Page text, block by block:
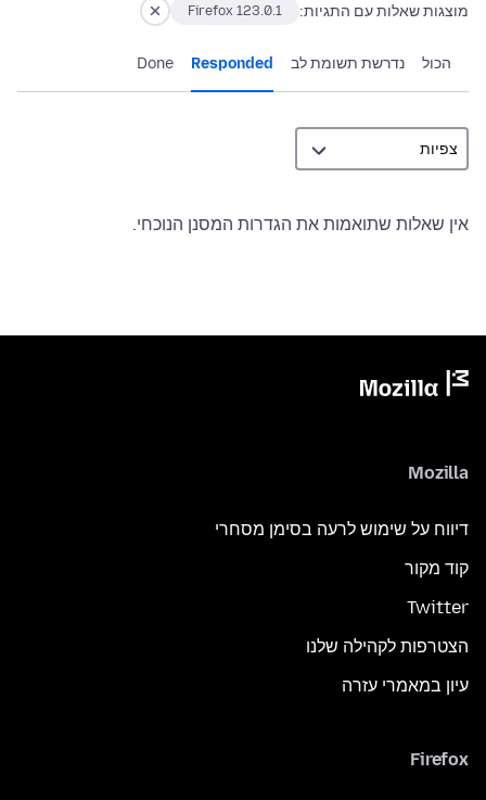
מוצגות שאלות עם התגיות: Firefox 123.0.1
הכול נדרשת תשומת לב Responded
Done
אין שאלות שתואמות את הגדרות המסנן הנוכחי.
Mozilla
דיווח על שימוש לרעה בסימן מסחרי
קוד מקור
Twitter
הצטרפות לקהילה שלנו
עיון במאמרי עזרה
Firefox